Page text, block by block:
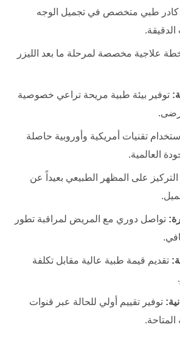
كادر طبي متخصص في تجميل الوجه
الدقيقة.
علاجية مخصصة لمرحلة ما بعد الليزر
توفير بيئة طبية مريحة تراعي خصوصية
استخدام تقنيات أمريكية وأوروبية حاصلة
العالمية.
التركيز على المظهر الطبيعي بعيداً عن
تواصل دوري مع المريض لمراقبة تطور
تقديم قيمة طبية عالية مقابل تكلفة
توفير تقييم أولي للحالة عبر قنوات
المتاحة.